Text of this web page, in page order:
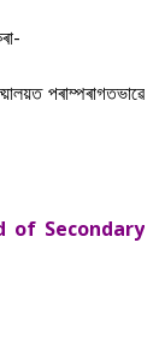
পৰাম্পৰাগতভাৱে
Secondary